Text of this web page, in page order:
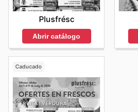
Plusfrésc
Abrir catálogo
Caducado